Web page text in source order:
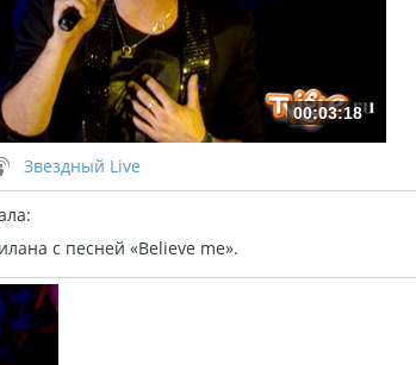
00:03:18
Звездный Live
:
с песней «Believe me».